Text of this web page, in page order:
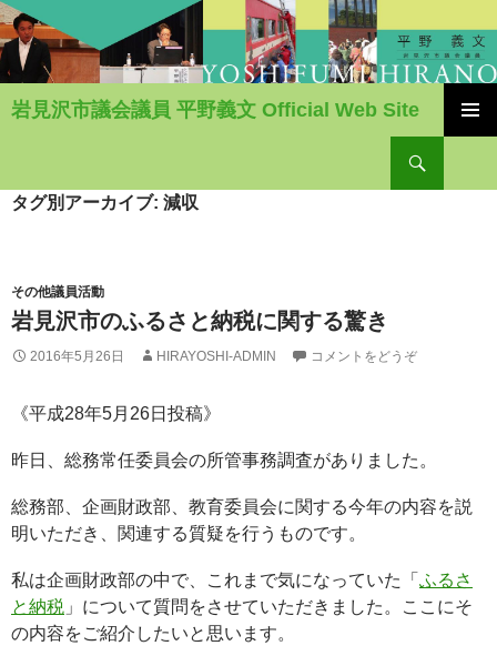
岩見沢市議会議員 平野義文 Official Web Site
ン
動
タグ別アーカイブ: 減収
その他議員活動
岩見沢市のふるさと納税に関する驚き
2016年5月26日 HIRAYOSHI-ADMIN コメントをどうぞ
《平成28年5月26日投稿》
昨日、総務常任委員会の所管事務調査がありました。
総務部、企画財政部、教育委員会に関する今年の内容を説
明いただき、関連する質疑を行うものです。
私は企画財政部の中で、これまで気になっていた「 ふるさ
と納税 」について質問をさせていただきました。ここにそ
の内容をご紹介したいと思います。